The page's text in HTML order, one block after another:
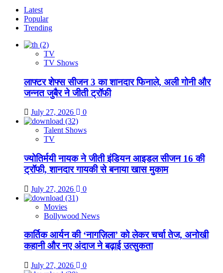
Latest
Popular
Trending
TV
TV Shows
लाफ्टर शेफ्स सीजन 3 का शानदार फिनाले, अली गोनी और
जन्नत जुबैर ने जीती ट्रॉफी
July 27, 2026 0
Talent Shows
TV
ज्योतिर्मयी नायक ने जीती इंडियन आइडल सीजन 16 की
ट्रॉफी, शानदार गायकी से बनाया खास मुकाम
July 27, 2026 0
Movies
Bollywood News
कार्तिक आर्यन की ‘नागज़िला’ को लेकर चर्चा तेज, अनोखी
कहानी और नए अंदाज ने बढ़ाई उत्सुकता
July 27, 2026 0